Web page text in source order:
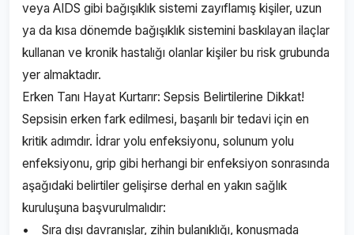
veya AIDS gibi bağışıklık sistemi zayıflamış kişiler, uzun
ya da kısa dönemde bağışıklık sistemini baskılayan ilaçlar
kullanan ve kronik hastalığı olanlar kişiler bu risk grubunda
yer almaktadır.
Erken Tanı Hayat Kurtarır: Sepsis Belirtilerine Dikkat!
Sepsisin erken fark edilmesi, başarılı bir tedavi için en
kritik adımdır. İdrar yolu enfeksiyonu, solunum yolu
enfeksiyonu, grip gibi herhangi bir enfeksiyon sonrasında
aşağıdaki belirtiler gelişirse derhal en yakın sağlık
kuruluşuna başvurulmalıdır:
• Sıra dışı davranışlar, zihin bulanıklığı, konuşmada